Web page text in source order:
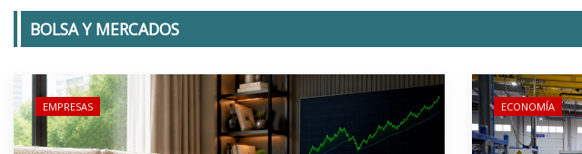
BOLSA Y MERCADOS
EMPRESAS ECONOMÍA